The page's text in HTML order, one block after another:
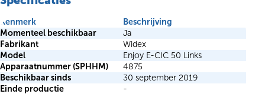
Kenmerk
Beschrijving
Momenteel beschikbaar
Ja
Fabrikant
Widex
Model
Enjoy E-CIC 50 Links
Apparaatnummer (SPHHM)
4875
Beschikbaar sinds
30 september 2019
Einde productie
-